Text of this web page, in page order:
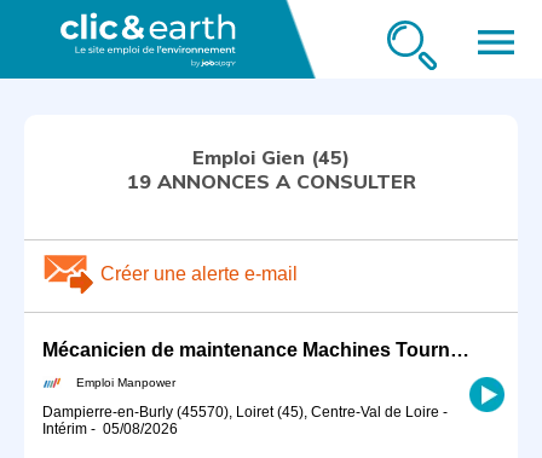
menu
Emploi Gien (45)
19 ANNONCES A CONSULTER
Créer une alerte e-mail
Mécanicien de maintenance Machines Tournantes Nucléaire (H/F)
Emploi Manpower
Dampierre-en-Burly (45570), Loiret (45), Centre-Val de Loire -
Intérim - 05/08/2026